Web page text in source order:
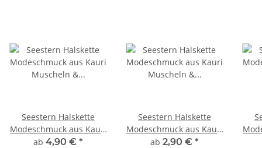
Seestern Halskette
Modeschmuck aus Kauri
Muscheln & Kokosperlen
ab 4,90 € *
Seestern Halskette
Modeschmuck aus Kauri
Muscheln &
ab 2,90 € *